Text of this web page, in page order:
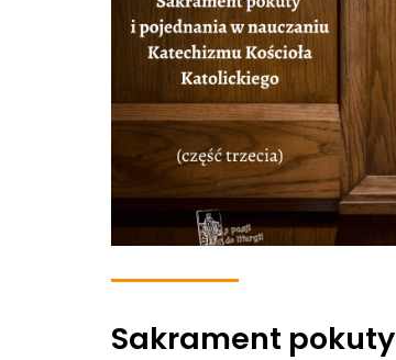
Sakrament pokuty